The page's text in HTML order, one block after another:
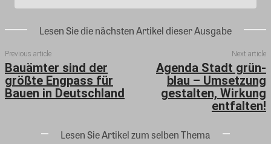
Lesen Sie die nächsten Artikel dieser Ausgabe
Previous article
Bauämter sind der
größte Engpass für
Bauen in Deutschland
Next article
Agenda Stadt grün-
blau – Umsetzung
gestalten, Wirkung
entfalten!
Lesen Sie Artikel zum selben Thema